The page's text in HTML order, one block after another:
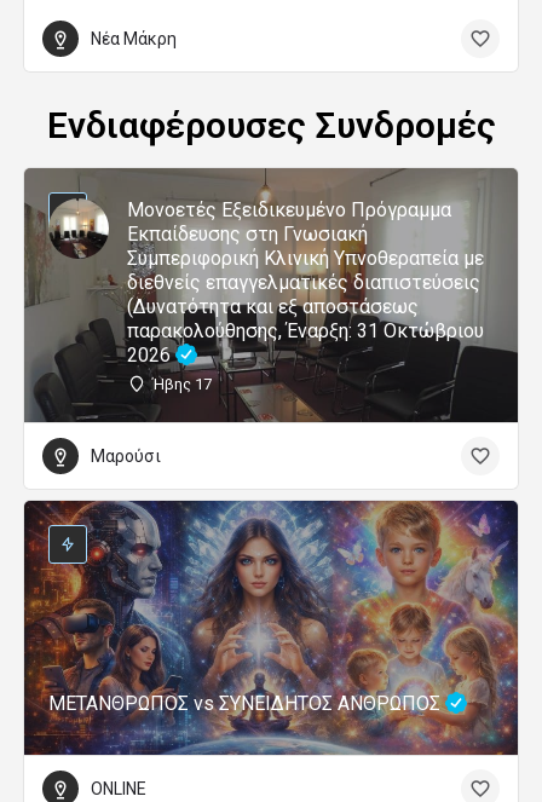
Νέα Μάκρη
Ενδιαφέρουσες Συνδρομές
Μονοετές Εξειδικευμένο Πρόγραμμα
Εκπαίδευσης στη Γνωσιακή
Συμπεριφορική Κλινική Υπνοθεραπεία με
διεθνείς επαγγελματικές διαπιστεύσεις
(Δυνατότητα και εξ αποστάσεως
παρακολούθησης, Έναρξη: 31 Οκτώβριου
2026
Ήβης 17
Μαρούσι
ΜΕΤΑΝΘΡΩΠΟΣ vs ΣΥΝΕΙΔΗΤΟΣ ΑΝΘΡΩΠΟΣ
ONLINE